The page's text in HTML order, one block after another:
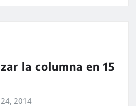
la columna en 15
24, 2014